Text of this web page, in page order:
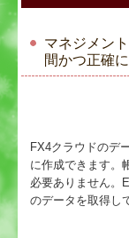
マネジメン
間かつ正確
FX4クラウドのデ
に作成できます。
必要ありません。
のデータを取得し